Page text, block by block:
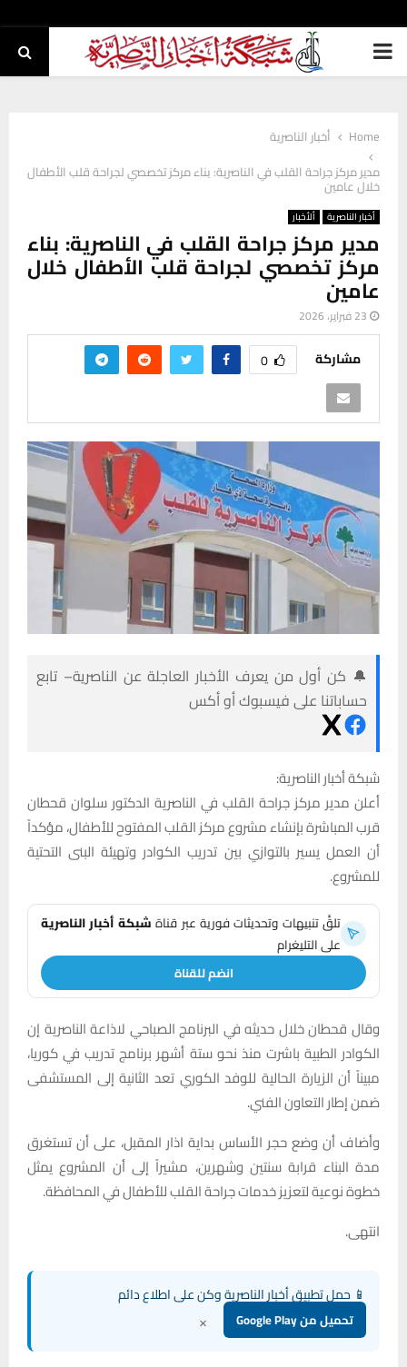
PRIMARY
Home
أخبار الناصرية
مدير مركز جراحة القلب في الناصرية: بناء مركز تخصصي لجراحة قلب الأطفال
خلال عامين
أخبار الناصرية ألأخبار
مدير مركز جراحة القلب في الناصرية: بناء
مركز تخصصي لجراحة قلب الأطفال خلال
عامين
23 فبراير، 2026
مشاركة 0
🔔 كن أول من يعرف الأخبار العاجلة عن الناصرية– تابع
حساباتنا على فيسبوك أو أكس
شبكة أخبار الناصرية:
أعلن مدير مركز جراحة القلب في الناصرية الدكتور سلوان قحطان
قرب المباشرة بإنشاء مشروع مركز القلب المفتوح للأطفال، مؤكداً
أن العمل يسير بالتوازي بين تدريب الكوادر وتهيئة البنى التحتية
للمشروع.
تلقَّ تنبيهات وتحديثات فورية عبر قناةشبكة أخبار الناصرية
على التليغرام
انضم للقناة
وقال قحطان خلال حديثه في البرنامج الصباحي لاذاعة الناصرية إن
الكوادر الطبية باشرت منذ نحو ستة أشهر برنامج تدريب في كوريا،
مبيناً أن الزيارة الحالية للوفد الكوري تعد الثانية إلى المستشفى
ضمن إطار التعاون الفني.
وأضاف أن وضع حجر الأساس بداية اذار المقبل، على أن تستغرق
مدة البناء قرابة سنتين وشهرين، مشيراً إلى أن المشروع يمثل
خطوة نوعية لتعزيز خدمات جراحة القلب للأطفال في المحافظة.
انتهى.
📱 حمل تطبيق أخبار الناصرية وكن على اطلاع دائم
تحميل من Google Play ×